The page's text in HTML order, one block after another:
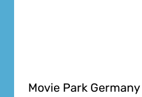
Movie Park